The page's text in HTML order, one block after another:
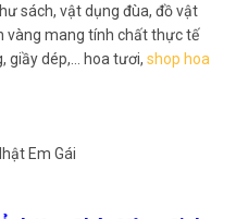
sách, vật dụng đùa, đồ vật
vàng mang tính chất thực tế
giầy dép,… hoa tươi, shop hoa